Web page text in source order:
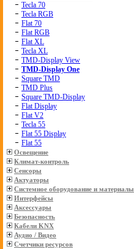
Tecla 70
Tecla RGB
Flat 70
Flat RGB
Flat XL
Tecla XL
TMD-Display View
TMD-Display One
Square TMD
TMD Plus
Square TMD-Display
Flat Display
Flat V2
Tecla 55
Flat 55 Display
Flat 55
Освещение
Климат-контроль
Сенсоры
Актуаторы
Системное оборудование и материалы
Интерфейсы
Аксессуары
Безопасность
Кабели KNX
Аудио / Видео
Счетчики ресурсов